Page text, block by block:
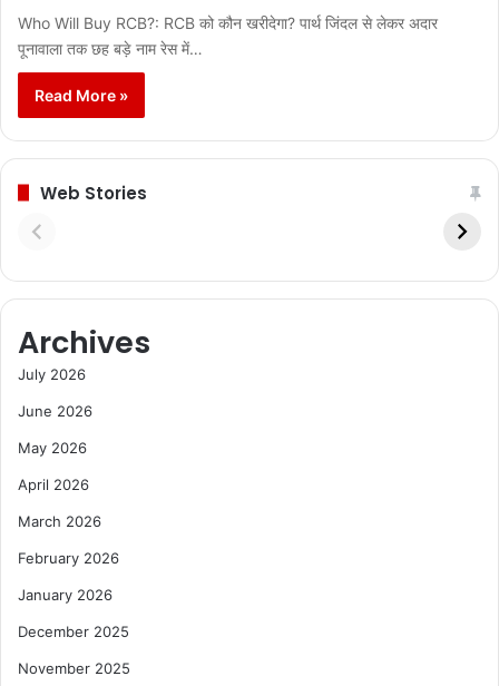
Who Will Buy RCB?: RCB को कौन खरीदेगा? पार्थ जिंदल से लेकर अदार
पूनावाला तक छह बड़े नाम रेस में…
Read More »
Web Stories
Archives
July 2026
June 2026
May 2026
April 2026
March 2026
February 2026
January 2026
December 2025
November 2025